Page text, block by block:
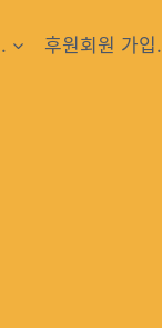
후원회원 가입.